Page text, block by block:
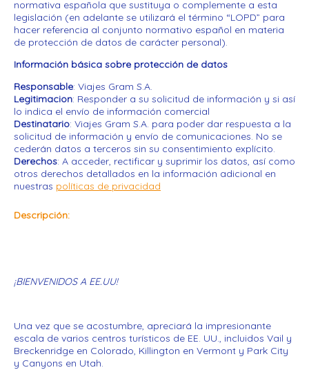
normativa española que sustituya o complemente a esta
legislación (en adelante se utilizará el término “LOPD” para
hacer referencia al conjunto normativo español en materia
de protección de datos de carácter personal).
Información básica sobre protección de datos
Responsable: Viajes Gram S.A.
Legitimacion: Responder a su solicitud de información y si así
lo indica el envío de información comercial
Destinatario: Viajes Gram S.A. para poder dar respuesta a la
solicitud de información y envío de comunicaciones. No se
cederán datos a terceros sin su consentimiento explícito.
Derechos: A acceder, rectificar y suprimir los datos, así como
otros derechos detallados en la información adicional en
nuestras políticas de privacidad
Descripción
¡BIENVENIDOS A EE.UU!
Una vez que se acostumbre, apreciará la impresionante
escala de varios centros turísticos de EE. UU., incluidos Vail y
Breckenridge en Colorado, Killington en Vermont y Park City
y Canyons en Utah.